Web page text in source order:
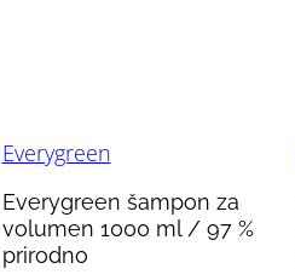
Everygreen
Everygreen šampon za
volumen 1000 ml / 97 %
prirodno